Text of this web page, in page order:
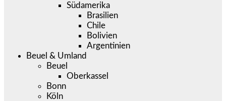
Südamerika
Brasilien
Chile
Bolivien
Argentinien
Beuel & Umland
Beuel
Oberkassel
Bonn
Köln